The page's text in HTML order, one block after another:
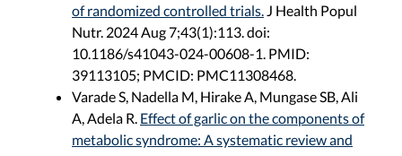
of randomized controlled trials. J Health Popul
Nutr. 2024 Aug 7;43(1):113. doi:
10.1186/s41043-024-00608-1. PMID:
39113105; PMCID: PMC11308468.
Varade S, Nadella M, Hirake A, Mungase SB, Ali
A, Adela R. Effect of garlic on the components of
metabolic syndrome: A systematic review and